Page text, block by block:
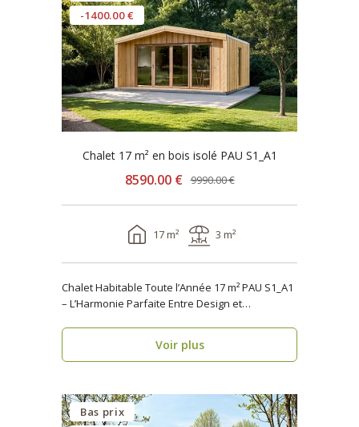
-1400.00 €
Chalet 17 m² en bois isolé PAU S1_A1
8590.00 € 9990.00 €
17 m² 3 m²
Chalet Habitable Toute l’Année 17 m² PAU S1_A1
– L’Harmonie Parfaite Entre Design et
Voir plus
Bas prix